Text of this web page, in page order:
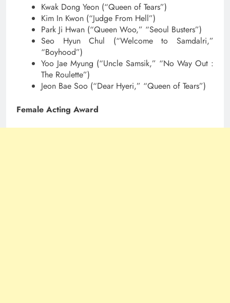
Kwak Dong Yeon (“Queen of Tears”)
Kim In Kwon (“Judge From Hell”)
Park Ji Hwan (“Queen Woo,” “Seoul Busters”)
Seo Hyun Chul (“Welcome to Samdalri,”
“Boyhood”)
Yoo Jae Myung (“Uncle Samsik,” “No Way Out :
The Roulette”)
Jeon Bae Soo (“Dear Hyeri,” “Queen of Tears”)
Female Acting Award